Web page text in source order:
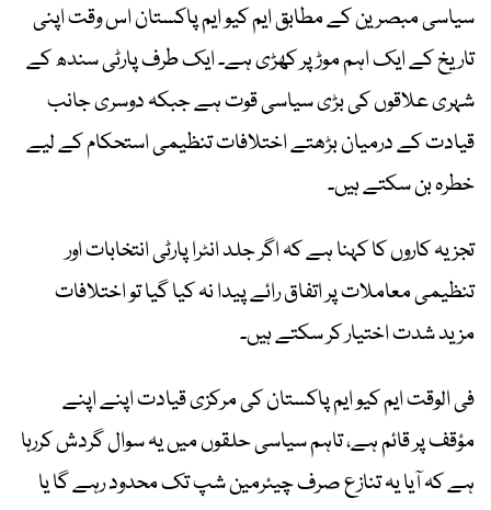
سیاسی مبصرین کے مطابق ایم کیو ایم پاکستان اس وقت اپنی
تاریخ کے ایک اہم موڑ پر کھڑی ہے۔ ایک طرف پارٹی سندھ کے
شہری علاقوں کی بڑی سیاسی قوت ہے جبکہ دوسری جانب
قیادت کے درمیان بڑھتے اختلافات تنظیمی استحکام کے لیے
خطرہ بن سکتے ہیں۔
تجزیہ کاروں کا کہنا ہے کہ اگر جلد انٹرا پارٹی انتخابات اور
تنظیمی معاملات پر اتفاق رائے پیدا نہ کیا گیا تو اختلافات
مزید شدت اختیار کر سکتے ہیں۔
فی الوقت ایم کیو ایم پاکستان کی مرکزی قیادت اپنے اپنے
مؤقف پر قائم ہے، تاہم سیاسی حلقوں میں یہ سوال گردش کررہا
ہے کہ آیا یہ تنازع صرف چیئرمین شپ تک محدود رہے گا یا